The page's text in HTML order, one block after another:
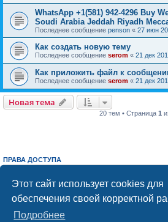
Этот сайт использует cookies для
обеспечения своей корректной
Подробнее
WhatsApp +1(581) 942-4296 Buy
Soudi Arabia Jeddah Riyadh
Последнее сообщение penson « 27 июн
Как создать новую тему
Последнее сообщение serom « 21 дек
Как приложить файл к
Последнее сообщение serom « 21 дек
Новая тема
20 тем • Страница 1
ПРАВА ДОСТУПА
Выне можетеотвечать на сообщения
Выне можетередактировать свои сообщения
Выне можетеудалять свои сообщения
добавлять вложения